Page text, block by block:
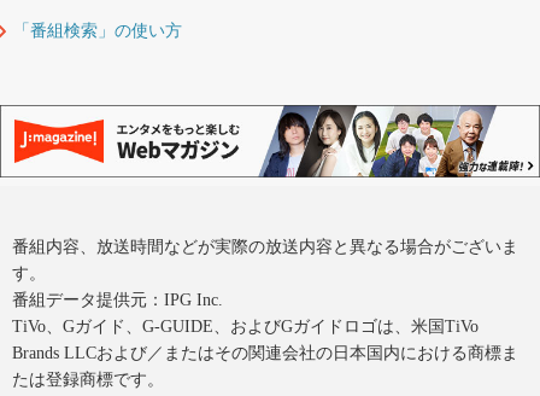
「番組検索」の使い方
番組内容、放送時間などが実際の放送内容と異なる場合がございま
す。
番組データ提供元：IPG Inc.
TiVo、Gガイド、G-GUIDE、およびGガイドロゴは、米国TiVo
Brands LLCおよび／またはその関連会社の日本国内における商標ま
たは登録商標です。